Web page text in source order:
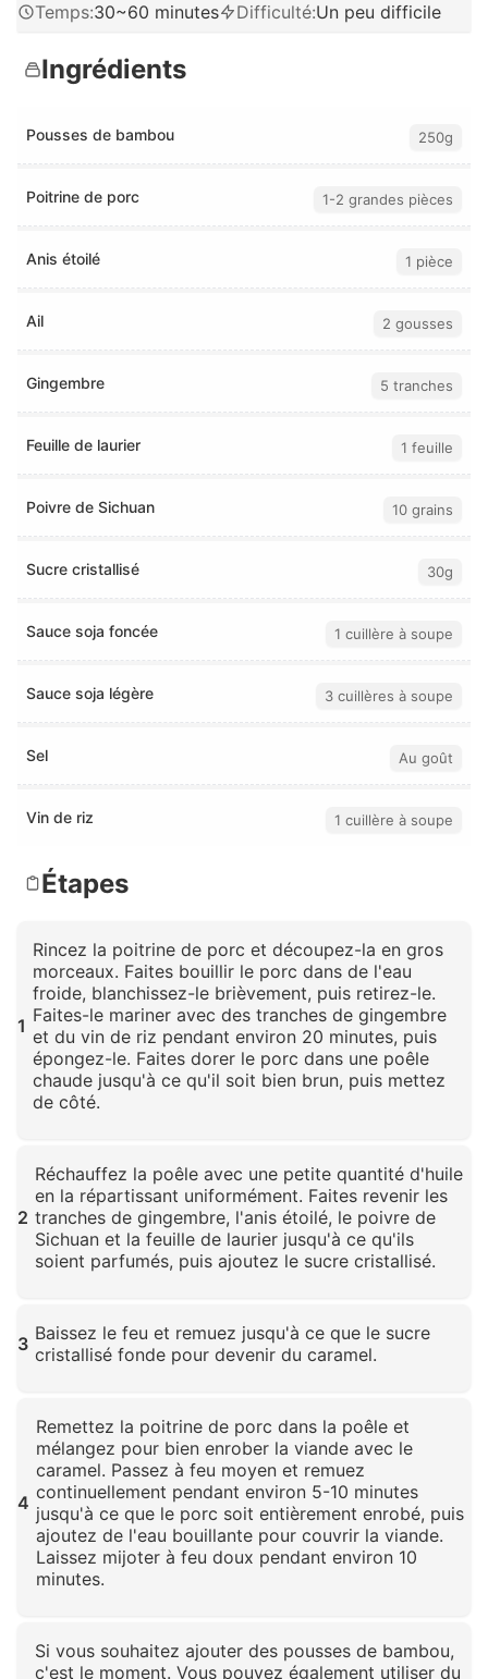
Temps:30~60 minutes Difficulté:Un peu difficile
Ingrédients
Pousses de bambou 250g
Poitrine de porc 1-2 grandes pièces
Anis étoilé 1 pièce
Ail 2 gousses
Gingembre 5 tranches
Feuille de laurier 1 feuille
Poivre de Sichuan 10 grains
Sucre cristallisé 30g
Sauce soja foncée 1 cuillère à soupe
Sauce soja légère 3 cuillères à soupe
Sel Au goût
Vin de riz 1 cuillère à soupe
Étapes
1
Rincez la poitrine de porc et découpez-la en gros
morceaux. Faites bouillir le porc dans de l'eau
froide, blanchissez-le brièvement, puis retirez-le.
Faites-le mariner avec des tranches de gingembre
et du vin de riz pendant environ 20 minutes, puis
épongez-le. Faites dorer le porc dans une poêle
chaude jusqu'à ce qu'il soit bien brun, puis mettez
de côté.
2
Réchauffez la poêle avec une petite quantité d'huile
en la répartissant uniformément. Faites revenir les
tranches de gingembre, l'anis étoilé, le poivre de
Sichuan et la feuille de laurier jusqu'à ce qu'ils
soient parfumés, puis ajoutez le sucre cristallisé.
3 Baissez le feu et remuez jusqu'à ce que le sucre
cristallisé fonde pour devenir du caramel.
4
Remettez la poitrine de porc dans la poêle et
mélangez pour bien enrober la viande avec le
caramel. Passez à feu moyen et remuez
continuellement pendant environ 5-10 minutes
jusqu'à ce que le porc soit entièrement enrobé, puis
ajoutez de l'eau bouillante pour couvrir la viande.
Laissez mijoter à feu doux pendant environ 10
minutes.
Si vous souhaitez ajouter des pousses de bambou,
c'est le moment. Vous pouvez également utiliser du